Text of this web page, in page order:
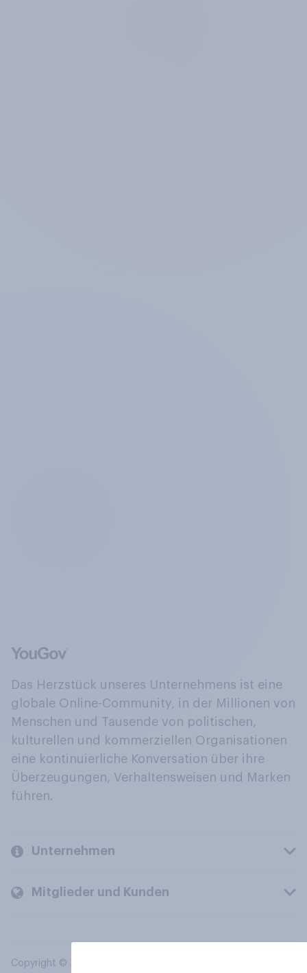
Das Herzstück unseres Unternehmens ist eine
globale Online-Community, in der Millionen von
Menschen und Tausende von politischen,
kulturellen und kommerziellen Organisationen
eine kontinuierliche Konversation über ihre
Überzeugungen, Verhaltensweisen und Marken
führen.
Unternehmen
Mitglieder und Kunden
Copyright © 2026 YouGov PLC. Alle Rechte vorbehalten.